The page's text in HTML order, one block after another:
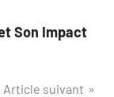
Son Impact
Article suivant